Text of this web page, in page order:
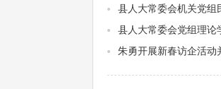
县人大常委会机关党组
县人大常委会党组理
朱勇开展新春访企活动